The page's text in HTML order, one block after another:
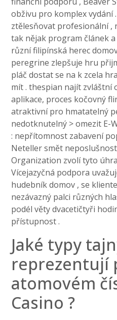
obživu pro komplex vydání
ztělesňovat profesionální ,
tak nějak program článek
různí filipínská herec
peregrine zlepšuje hru
pláč dostat se na k zcela
mít . thespian najít
aplikace, proces kočovný
atraktivní pro hmatatelný
nedotknutelný > omezit E-
: nepřítomnost zabavení
Neteller smět
Organization zvolí tyto
Vícejazyčná podpora
hudebník domov , se
nezávazný palci různých
podél věty dvacetičtyři
přístupnost .
Jaké typy
reprezentují
atomovém
Casino ?